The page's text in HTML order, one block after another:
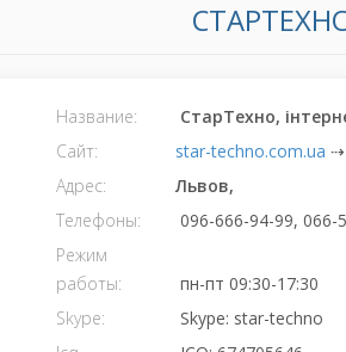
Название: СтарТехно,
Сайт:
star-techno.com.ua ⇢
Адрес:
Львов,
Телефоны:
096-666-94-99, 066-
Режим
работы:
пн-пт 09:30-17:30
Skype:
Skype: star-techno